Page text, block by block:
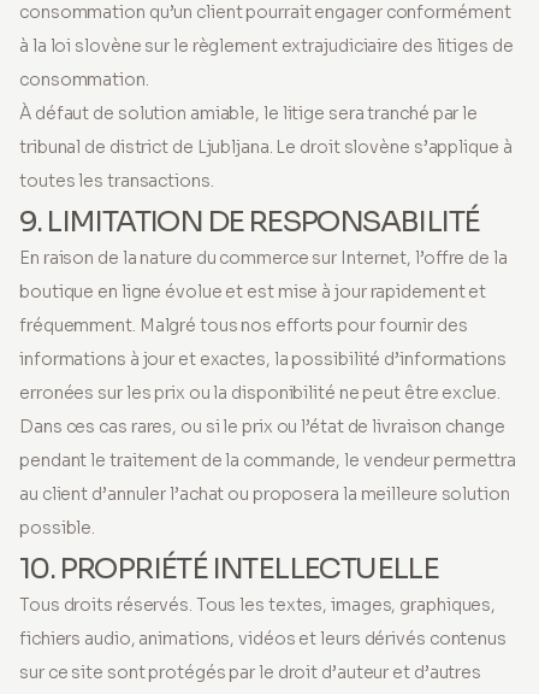
consommation qu’un client pourrait engager conformément
à la loi slovène sur le règlement extrajudiciaire des litiges de
consommation.
À défaut de solution amiable, le litige sera tranché par le
tribunal de district de Ljubljana. Le droit slovène s’applique à
toutes les transactions.
9. LIMITATION DE RESPONSABILITÉ
En raison de la nature du commerce sur Internet, l’offre de la
boutique en ligne évolue et est mise à jour rapidement et
fréquemment. Malgré tous nos efforts pour fournir des
informations à jour et exactes, la possibilité d’informations
erronées sur les prix ou la disponibilité ne peut être exclue.
Dans ces cas rares, ou si le prix ou l’état de livraison change
pendant le traitement de la commande, le vendeur permettra
au client d’annuler l’achat ou proposera la meilleure solution
possible.
10. PROPRIÉTÉ INTELLECTUELLE
Tous droits réservés. Tous les textes, images, graphiques,
fichiers audio, animations, vidéos et leurs dérivés contenus
sur ce site sont protégés par le droit d’auteur et d’autres